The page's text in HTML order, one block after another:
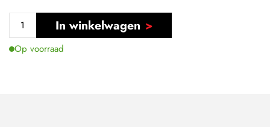
In winkelwagen
Op voorraad